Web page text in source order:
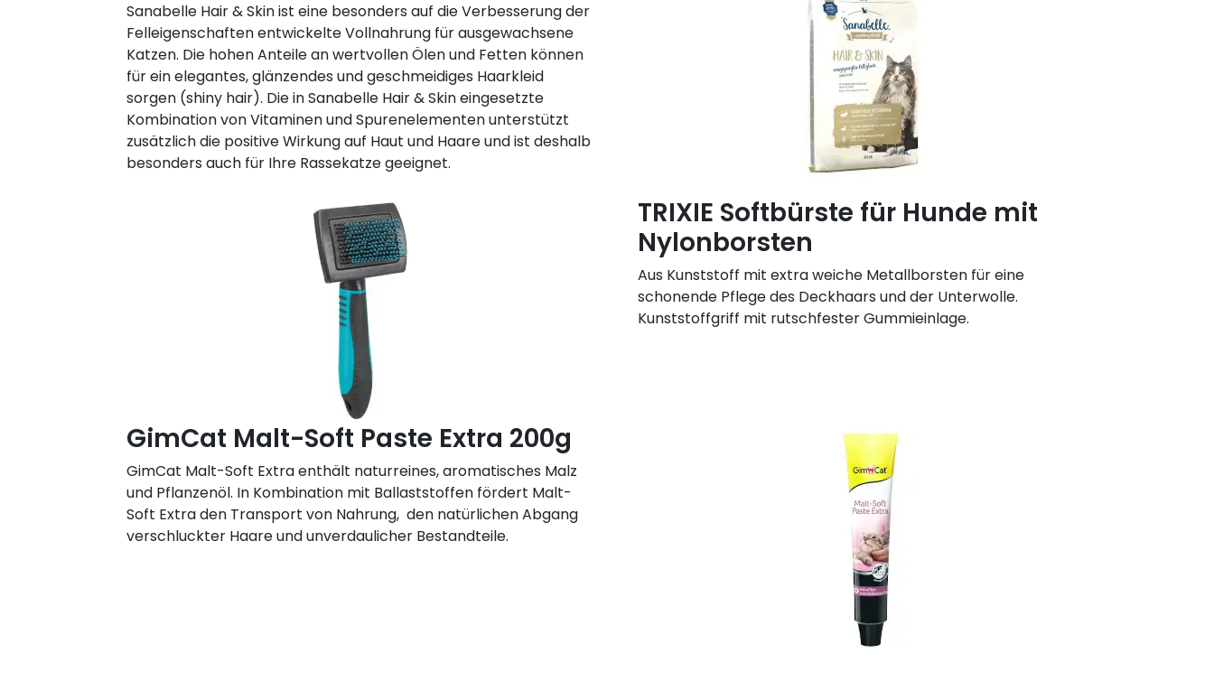
Sanabelle Hair & Skin ist eine besonders auf die Verbesserung der
Felleigenschaften entwickelte Vollnahrung für ausgewachsene
Katzen. Die hohen Anteile an wertvollen Ölen und Fetten können
für ein elegantes, glänzendes und geschmeidiges Haarkleid
sorgen (shiny hair). Die in Sanabelle Hair & Skin eingesetzte
Kombination von Vitaminen und Spurenelementen unterstützt
zusätzlich die positive Wirkung auf Haut und Haare und ist deshalb
besonders auch für Ihre Rassekatze geeignet.
TRIXIE Softbürste für Hunde mit
Nylonborsten
Aus Kunststoff mit extra weiche Metallborsten für eine
schonende Pflege des Deckhaars und der Unterwolle.
Kunststoffgriff mit rutschfester Gummieinlage.
GimCat Malt-Soft Paste Extra 200g
GimCat Malt-Soft Extra enthält naturreines, aromatisches Malz
und Pflanzenöl. In Kombination mit Ballaststoffen fördert Malt-
Soft Extra den Transport von Nahrung, den natürlichen Abgang
verschluckter Haare und unverdaulicher Bestandteile.